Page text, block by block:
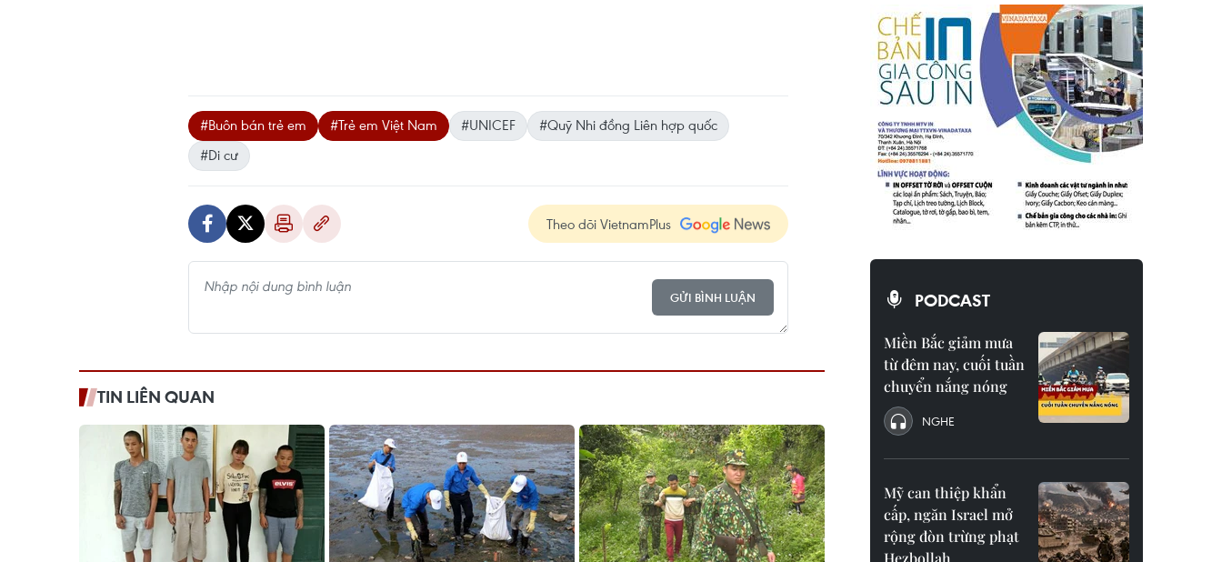
#Buôn bán trẻ em #Trẻ em Việt Nam #UNICEF
#Quỹ Nhi đồng Liên hợp quốc
#Di cư
Theo dõi VietnamPlus
GỬI BÌNH LUẬN
TIN LIÊN QUAN
PODCAST
Miền Bắc giảm mưa
từ đêm nay, cuối tuần
chuyển nắng nóng
NGHE
Mỹ can thiệp khẩn
cấp, ngăn Israel mở
rộng đòn trừng phạt
Hezbollah